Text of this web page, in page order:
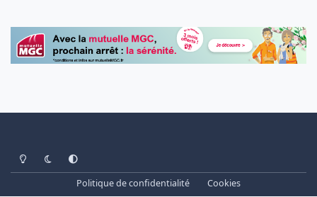
Light ModeDark ModeSystem Preference
Politique de confidentialité
Cookies